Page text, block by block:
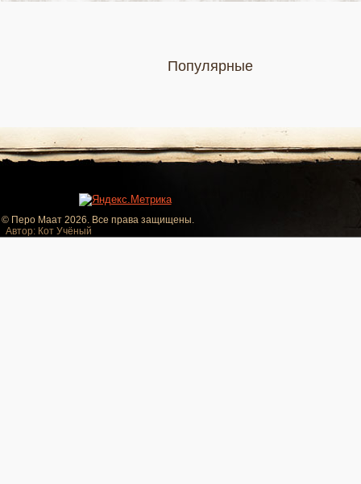
Популярные
© Перо Маат 2026. Все права защищены.
Автор: Кот Учёный